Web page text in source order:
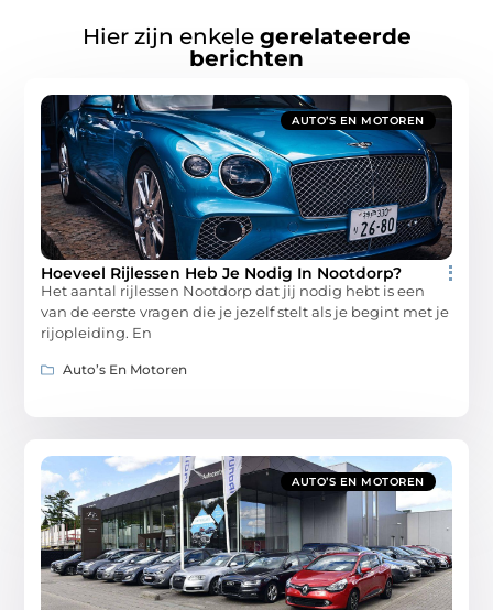
Hier zijn enkele gerelateerde
berichten
AUTO’S EN MOTOREN
Hoeveel Rijlessen Heb Je Nodig In Nootdorp?
Het aantal rijlessen Nootdorp dat jij nodig hebt is een
van de eerste vragen die je jezelf stelt als je begint met je
rijopleiding. En
Auto’s En Motoren
AUTO’S EN MOTOREN